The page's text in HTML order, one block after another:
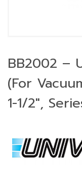
BB2002 –
(For
1-1/2″,